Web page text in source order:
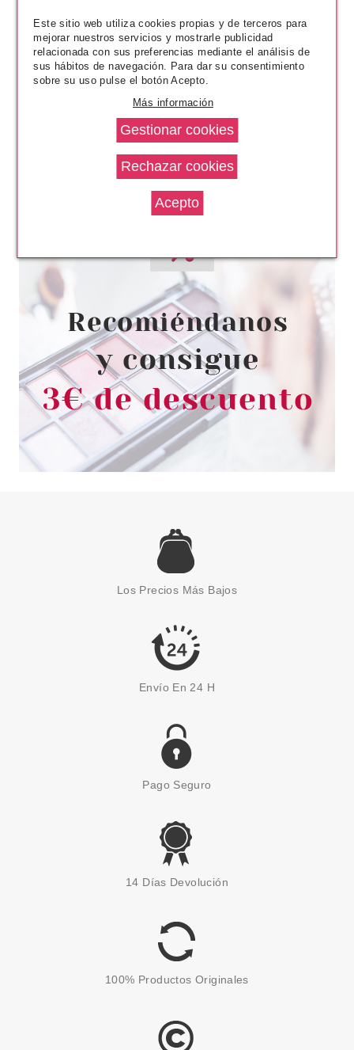
LASH LIKE A BOSS 04
STUNNING
-23%
desde
2.90€
ESSENCE
ESSENCE DISNEY PRINCESS
PINCEL PARA DIFUMINAR
TIANA
1.90€
ESSENCE
PINCEL PARA DIFUMINAR
1.90€
Los Precios Más Bajos
Envío En 24 H
Pago Seguro
14 Días Devolución
100% Productos Originales
Este sitio web utiliza cookies propias y de terceros para
mejorar nuestros servicios y mostrarle publicidad
relacionada con sus preferencias mediante el análisis de
sus hábitos de navegación. Para dar su consentimiento
sobre su uso pulse el botón Acepto.
Más información